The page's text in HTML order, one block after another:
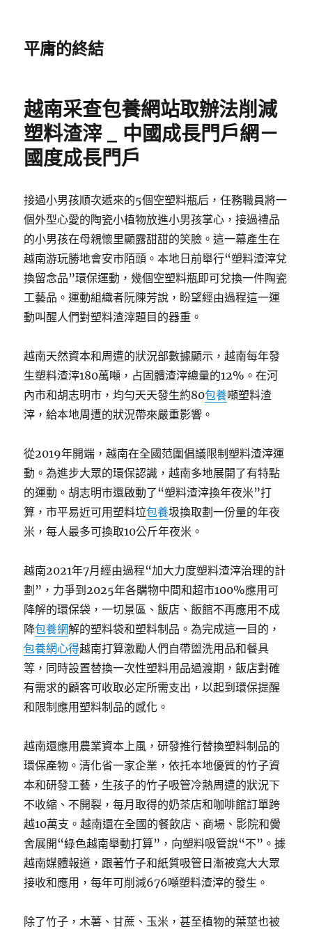
平庸的終結
越南采查包養網站取辦法削減
塑料渣滓 _ 中國成長門戶網－
國度成長門戶
接過小男孩順次遞來的5個空塑料瓶后，任務職員將一
個外型心愛的陶瓷小植物放進小男孩掌心，接過禮品
的小男孩在母親懷里顯露甜甜的笑臉。這一幕產生在
越南游玩勝地會安市陌頭。本地日前舉行“塑料渣滓兌
換留念品”環保運動，幾個空塑料瓶即可兌換一件陶瓷
工藝品。運動組織者阮陳芳說，盼望經由過程這一運
動叫醒人們對塑料渣滓題目的器重。
越南天然資本和周遭的狀況部數據顯示，越南每年發
生塑料渣滓180萬噸，占固體渣滓總量的12%。在河
內市和胡志明市，均勻天天發生約80包養噸塑料渣
滓，給本地周遭的狀況帶來嚴重影響。
從2019年開端，越南在全國范圍倡議限制塑料渣滓運
動。為進步大眾的環保認識，越南多地展開了有特點
的運動。胡志明市還啟動了“塑料渣滓換年夜米”打
算，市平易近可用塑料垃包養圾換取劃一份量的年夜
米，每人最多可換取10公斤年夜米。
越南2021年7月經由過程“加大力度塑料渣滓治理的計
劃”，力爭到2025年各購物中間和超市100%應用可
降解的環保袋，一切景區、飯店、飯館不再應用不成
降包養網解的塑料袋和塑料制品。為完成這一目的，
包養網心得越南打算激勵人們自帶盥洗用品和餐具
等，同時設置替換一次性塑料用品過渡期，飯店對確
有需求的顧客可收取必定所需支出，以起到環保提醒
和限制應用塑料制品的感化。
越南還應用農業資本上風，研發推行替換塑料制品的
環保產物。清化省一家企業，依托本地優質的竹子資
本和研發工藝，生孩子的竹子吸管冷熱周遭的狀況下
不收縮、不開裂，每月取得的奶茶店和咖啡館訂單跨
越10萬支。越南還在全國的餐飲店、商場、影院和黌
舍展開“綠色越南舉動打算”，向塑料吸管說“不”。據
越南媒體報道，跟著竹子和紙質吸管日漸被寬大大眾
接收和應用，每年可削減676噸塑料渣滓的發生。
除了竹子，木薯、甘蔗、玉米，甚至植物的葉莖也被